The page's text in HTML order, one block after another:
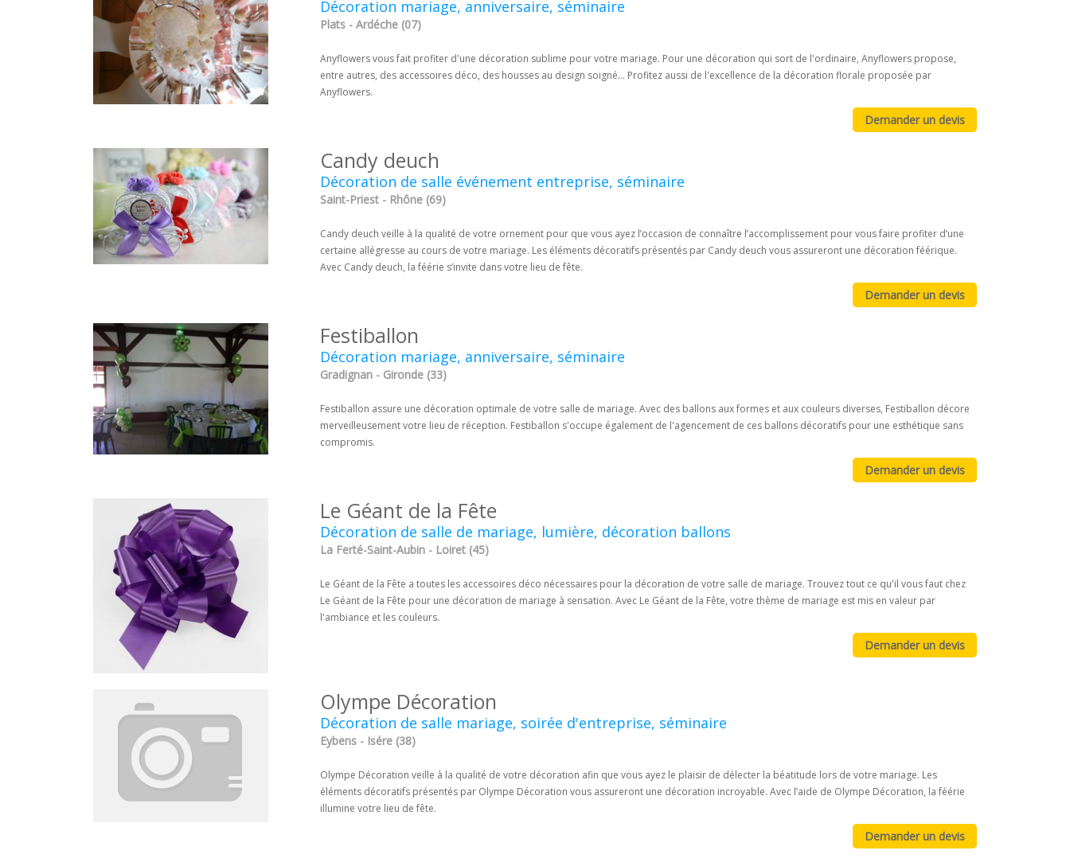
Décoration mariage, anniversaire, séminaire
Plats - Ardéche (07)
Anyflowers vous fait profiter d'une décoration sublime pour votre mariage. Pour une décoration qui sort de l'ordinaire, Anyflowers propose,
entre autres, des accessoires déco, des housses au design soigné... Profitez aussi de l'excellence de la décoration florale proposée par
Anyflowers.
Candy deuch
Décoration de salle événement entreprise, séminaire
Saint-Priest - Rhône (69)
Candy deuch veille à la qualité de votre ornement pour que vous ayez l’occasion de connaître l’accomplissement pour vous faire profiter d’une
certaine allégresse au cours de votre mariage. Les éléments décoratifs présentés par Candy deuch vous assureront une décoration féérique.
Avec Candy deuch, la féérie s’invite dans votre lieu de fête.
Festiballon
Décoration mariage, anniversaire, séminaire
Gradignan - Gironde (33)
Festiballon assure une décoration optimale de votre salle de mariage. Avec des ballons aux formes et aux couleurs diverses, Festiballon décore
merveilleusement votre lieu de réception. Festiballon s'occupe également de l'agencement de ces ballons décoratifs pour une esthétique sans
compromis.
Le Géant de la Fête
Décoration de salle de mariage, lumière, décoration ballons
La Ferté-Saint-Aubin - Loiret (45)
Le Géant de la Fête a toutes les accessoires déco nécessaires pour la décoration de votre salle de mariage. Trouvez tout ce qu'il vous faut chez
Le Géant de la Fête pour une décoration de mariage à sensation. Avec Le Géant de la Fête, votre thème de mariage est mis en valeur par
l'ambiance et les couleurs.
Olympe Décoration
Décoration de salle mariage, soirée d'entreprise, séminaire
Eybens - Isére (38)
Olympe Décoration veille à la qualité de votre décoration afin que vous ayez le plaisir de délecter la béatitude lors de votre mariage. Les
éléments décoratifs présentés par Olympe Décoration vous assureront une décoration incroyable. Avec l’aide de Olympe Décoration, la féérie
illumine votre lieu de fête.